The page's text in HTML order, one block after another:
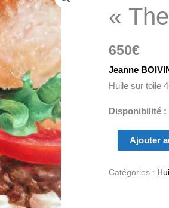
«
650€
Jeanne
Huile sur toile
Disponibilité :
"The
Ajouter
Catégories :